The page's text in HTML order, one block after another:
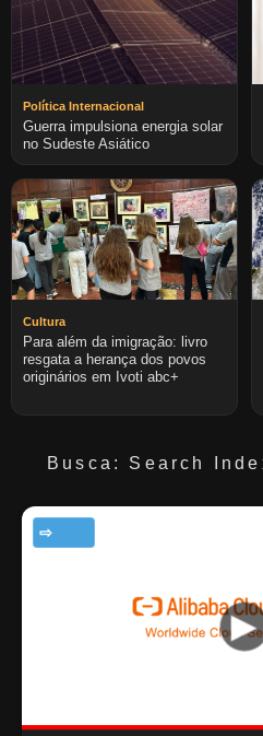
Política Internacional
Guerra impulsiona energia solar
no Sudeste Asiático
Cultura
Para além da imigração: livro
resgata a herança dos povos
originários em Ivoti abc+
Busca: Search
TECNOLOGIA